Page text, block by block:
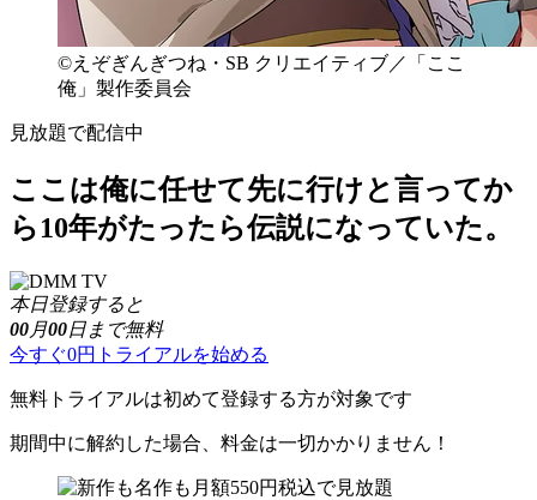
©えぞぎんぎつね・SB クリエイティブ／「ここ
俺」製作委員会
見放題で配信中
ここは俺に任せて先に行けと言ってか
ら10年がたったら伝説になっていた。
本日登録すると
00月00日まで無料
今すぐ0円トライアルを始める
無料トライアルは初めて登録する方が対象です
期間中に解約した場合、料金は一切かかりません！